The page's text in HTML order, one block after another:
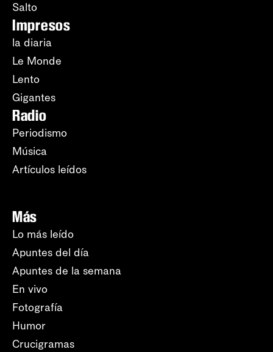
Salto
Impresos
la diaria
Le Monde
Lento
Gigantes
Radio
Periodismo
Música
Artículos leídos
Más
Lo más leído
Apuntes del día
Apuntes de la semana
En vivo
Fotografía
Humor
Crucigramas